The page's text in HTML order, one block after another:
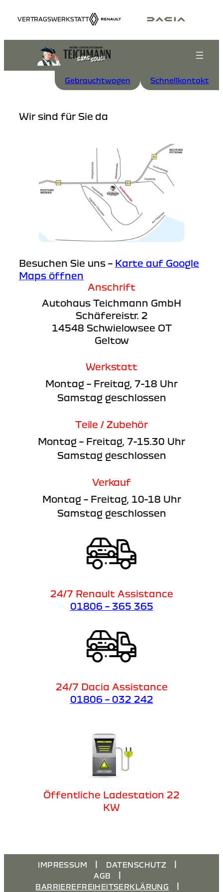
Inhalt
VERTRAGSWERKSTATT
Gebrauchtwagen Schnellkontakt
Wir sind für Sie da
Besuchen Sie uns – Karte auf Google
Maps öffnen
Anschrift
Autohaus Teichmann GmbH
Schäfereistr. 2
14548 Schwielowsee OT
Geltow
Werkstatt
Montag – Freitag, 7-18 Uhr
Samstag geschlossen
Teile / Zubehör
Montag – Freitag, 7-15.30 Uhr
Samstag geschlossen
Verkauf
Montag – Freitag, 10-18 Uhr
Samstag geschlossen
24/7 Renault Assistance
01806 – 365 365
24/7 Dacia Assistance
01806 – 032 242
Öffentliche Ladestation 22
KW
IMPRESSUM
DATENSCHUTZ
AGB
BARRIEREFREIHEITSERKLÄRUNG